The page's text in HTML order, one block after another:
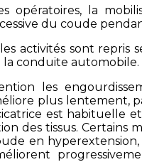
opératoires, la
du coude
activités sont repris
la conduite automobile.
les
plus
est habituelle
des tissus.
en